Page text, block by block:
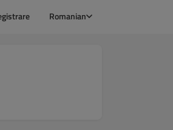
Romanian